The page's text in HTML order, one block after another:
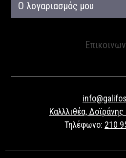
Ο λογαριασμός μου
Καλλλιθέα,
Τηλέφωνο: 210